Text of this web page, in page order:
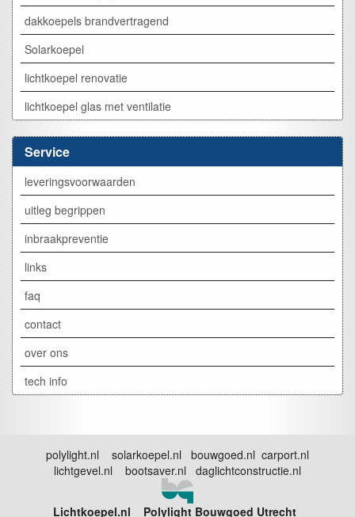
dakkoepels brandvertragend
Solarkoepel
lichtkoepel renovatie
lichtkoepel glas met ventilatie
Service
leveringsvoorwaarden
uitleg begrippen
inbraakpreventie
links
faq
contact
over ons
tech info
polylight.nl solarkoepel.nl bouwgoed.nl carport.nl
lichtgevel.nl bootsaver.nl daglichtconstructie.nl
Lichtkoepel.nl Polylight Bouwgoed Utrecht